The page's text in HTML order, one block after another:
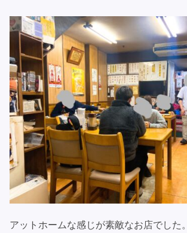
アットホームな感じが素敵なお店でした。